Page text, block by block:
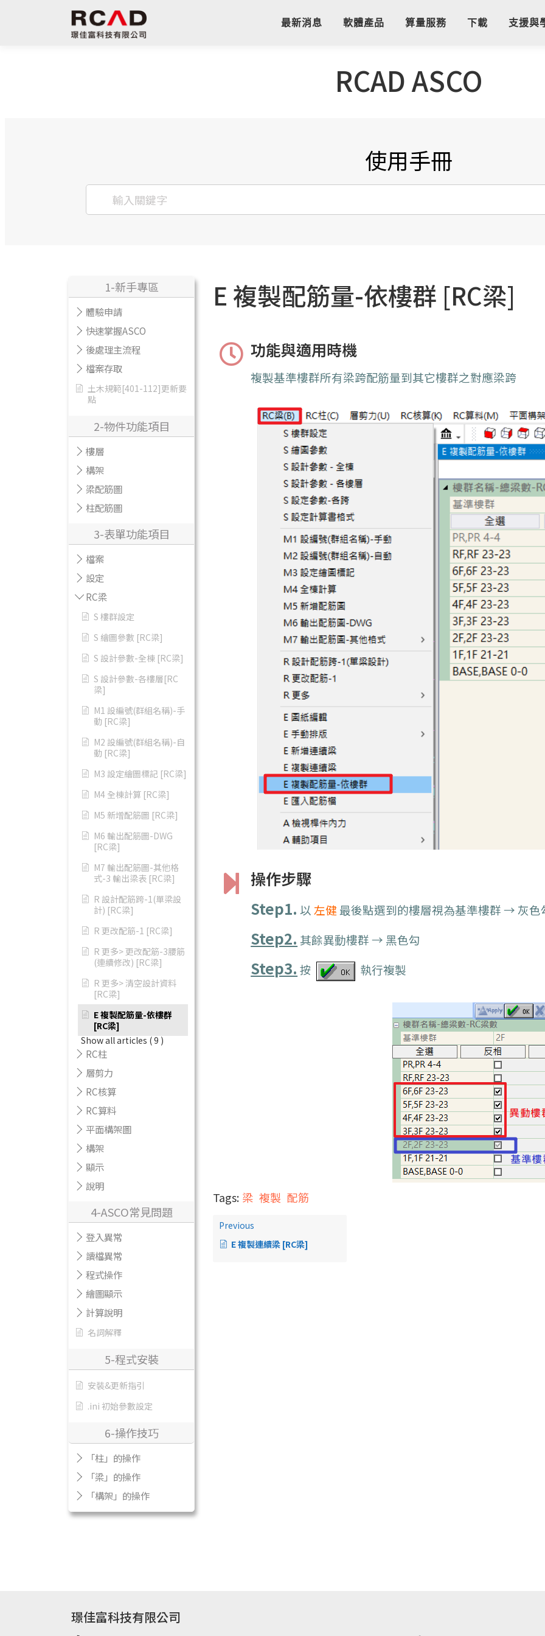
最新消息 軟體產品 算量服務 下載 支援與
RCAD ASCO
使用手冊
1-新手專區
體驗申請
快速掌握ASCO
後處理主流程
檔案存取
土木規範[401-112]更新要
點
2-物件功能項目
樓層
構架
梁配筋圖
柱配筋圖
3-表單功能項目
檔案
設定
RC梁
S 樓群設定
S 繪圖參數 [RC梁]
S 設計參數-全棟 [RC梁]
S 設計參數-各樓層[RC
梁]
M1 設編號(群組名稱)-手
動 [RC梁]
M2 設編號(群組名稱)-自
動 [RC梁]
M3 設定繪圖標記 [RC梁]
M4 全棟計算 [RC梁]
M5 新增配筋圖 [RC梁]
M6 輸出配筋圖-DWG
[RC梁]
M7 輸出配筋圖-其他格
式-3 輸出梁表 [RC梁]
R 設計配筋跨-1(單梁設
計) [RC梁]
R 更改配筋-1 [RC梁]
R 更多> 更改配筋-3腰筋
(連續修改) [RC梁]
R 更多> 清空設計資料
[RC梁]
E 複製配筋量-依樓群
[RC梁]
Show all articles ( 9 )
RC柱
層剪力
RC核算
RC算料
平面構架圖
構架
顯示
說明
4-ASCO常見問題
登入異常
讀檔異常
程式操作
繪圖顯示
計算說明
名詞解釋
5-程式安裝
安裝&更新指引
.ini 初始參數設定
6-操作技巧
「柱」的操作
「梁」的操作
「構架」的操作
E 複製配筋量-依樓群 [RC梁]
功能與適用時機
複製基準樓群所有梁跨配筋量到其它樓群之對應梁跨
操作步驟
Step1. 以左健最後點選到的樓層視為基準樓群 → 灰色
Step2. 其餘異動樓群 → 黑色勾
Step3. 按 執行複製
Tags: 梁 複製 配筋
Previous
E 複製連續梁 [RC梁]
璟佳富科技有限公司